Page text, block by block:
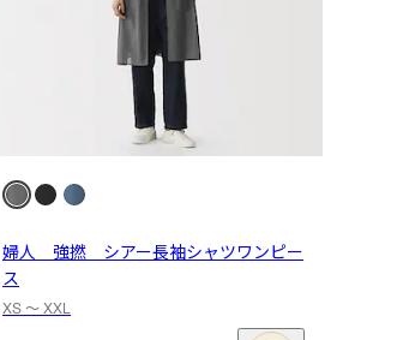
婦人 強撚 シアー長袖シャツワンピー
ス
XS 〜 XXL